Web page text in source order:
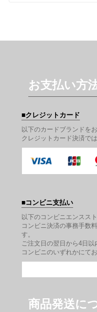
お支払い方
クレジットカード
以下のカードブランドを
クレジットカード決済で
コンビニ支払い
以下のコンビニエンスス
コンビニ決済の事務手数
す。
ご注文日の翌日から4日
コンビニのいずれかにて
商品発送に